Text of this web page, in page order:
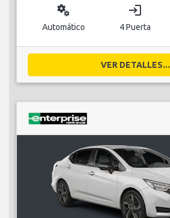
miscellaneous_services
Automático
login
4 Puerta
VER DETALLES...